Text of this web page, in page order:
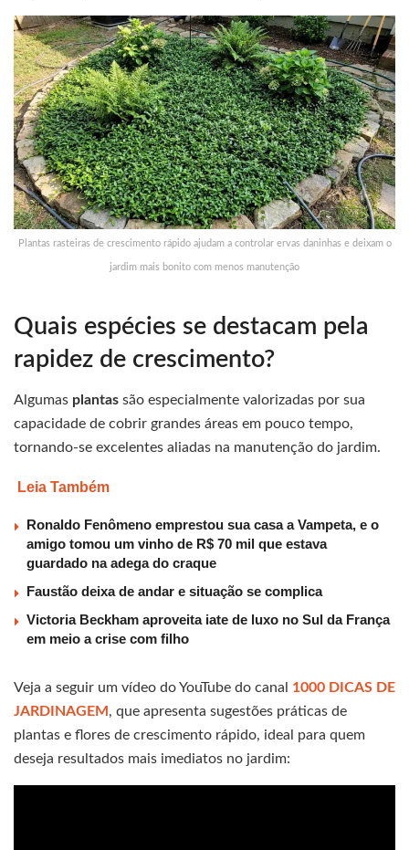
Plantas rasteiras de crescimento rápido ajudam a controlar ervas daninhas e deixam o
jardim mais bonito com menos manutenção
Quais espécies se destacam pela
rapidez de crescimento?
Algumas plantas são especialmente valorizadas por sua
capacidade de cobrir grandes áreas em pouco tempo,
tornando-se excelentes aliadas na manutenção do jardim.
Leia Também
Ronaldo Fenômeno emprestou sua casa a Vampeta, e o
amigo tomou um vinho de R$ 70 mil que estava
guardado na adega do craque
Faustão deixa de andar e situação se complica
Victoria Beckham aproveita iate de luxo no Sul da França
em meio a crise com filho
Veja a seguir um vídeo do YouTube do canal 1000 DICAS DE
JARDINAGEM , que apresenta sugestões práticas de
plantas e flores de crescimento rápido, ideal para quem
deseja resultados mais imediatos no jardim: